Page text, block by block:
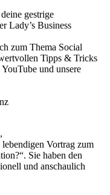
gestrige
Lady’s Business
zum Thema Social
Tipps & Tricks
und unsere
Vortrag zum
Sie haben den
und anschaulich